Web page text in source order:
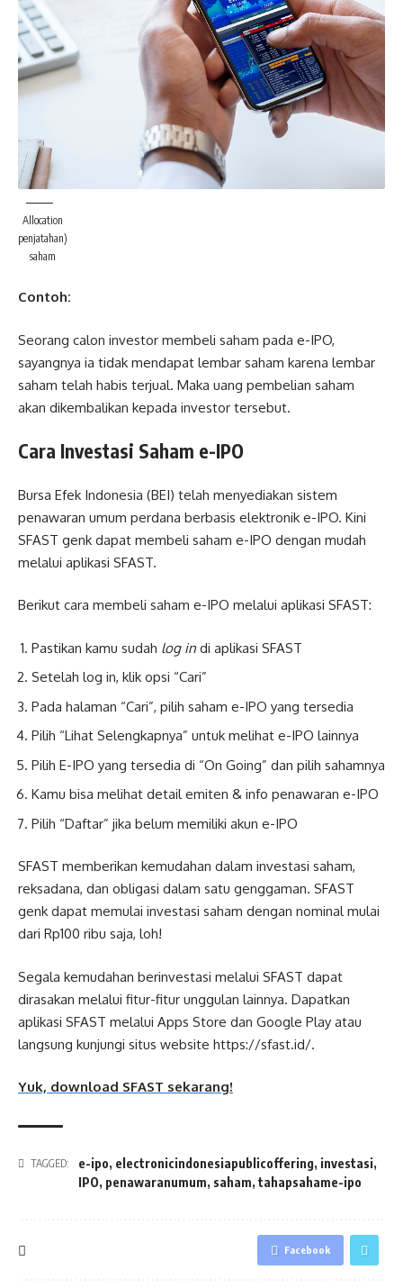
Allocation
penjatahan)
saham
Contoh:
Seorang calon investor membeli saham pada e-IPO,
sayangnya ia tidak mendapat lembar saham karena lembar
saham telah habis terjual. Maka uang pembelian saham
akan dikembalikan kepada investor tersebut.
Cara Investasi Saham e-IPO
Bursa Efek Indonesia (BEI) telah menyediakan sistem
penawaran umum perdana berbasis elektronik e-IPO. Kini
SFAST genk dapat membeli saham e-IPO dengan mudah
melalui aplikasi SFAST.
Berikut cara membeli saham e-IPO melalui aplikasi SFAST:
Pastikan kamu sudah log in di aplikasi SFAST
Setelah log in, klik opsi “Cari”
Pada halaman “Cari”, pilih saham e-IPO yang tersedia
Pilih “Lihat Selengkapnya” untuk melihat e-IPO lainnya
Pilih E-IPO yang tersedia di “On Going” dan pilih sahamnya
Kamu bisa melihat detail emiten & info penawaran e-IPO
Pilih “Daftar” jika belum memiliki akun e-IPO
SFAST memberikan kemudahan dalam investasi saham,
reksadana, dan obligasi dalam satu genggaman. SFAST
genk dapat memulai investasi saham dengan nominal mulai
dari Rp100 ribu saja, loh!
Segala kemudahan berinvestasi melalui SFAST dapat
dirasakan melalui fitur-fitur unggulan lainnya. Dapatkan
aplikasi SFAST melalui Apps Store dan Google Play atau
langsung kunjungi situs website https://sfast.id/.
Yuk, download SFAST sekarang!
TAGGED: e-ipo, electronicindonesiapublicoffering, investasi,
IPO, penawaranumum, saham, tahapsahame-ipo
Facebook